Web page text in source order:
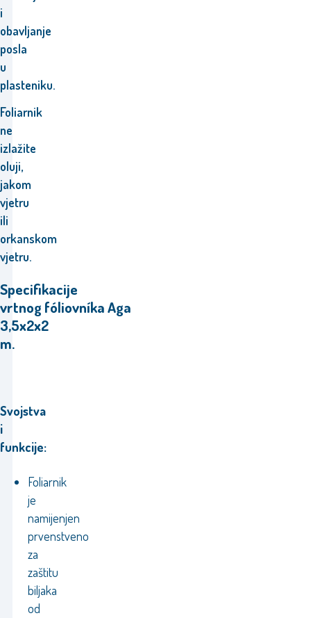
i
obavljanje
posla
u
plasteniku.
Foliarnik
ne
izlažite
oluji,
jakom
vjetru
ili
orkanskom
vjetru.
Specifikacije
vrtnog fóliovníka Aga
3,5x2x2
m.
Svojstva
i
funkcije:
Foliarnik
je
namijenjen
prvenstveno
za
zaštitu
biljaka
od